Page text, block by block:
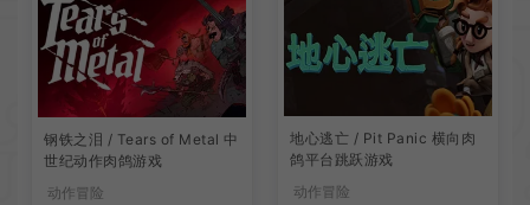
钢铁之泪 / Tears of Metal 中
世纪动作肉鸽游戏
动作冒险
地心逃亡 / Pit Panic 横向肉
鸽平台跳跃游戏
动作冒险